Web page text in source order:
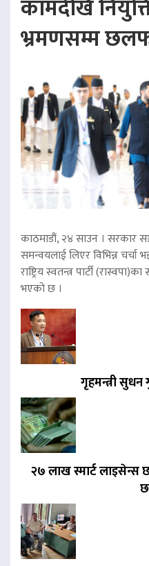
कामदेखि
भ्रमणसम्म
काठमाडौं, २४ साउन । सरकार
समन्वयलाई लिएर विभिन्न चर्चा
राष्ट्रिय स्वतन्त्र पार्टी
भएको छ ।
गृहमन्त्री
२७ लाख स्मार्ट लाइसेन्स